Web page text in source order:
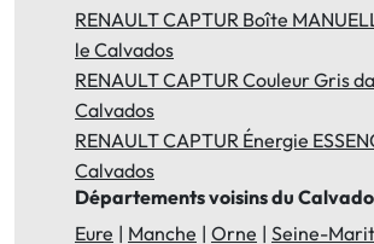
RENAULT CAPTUR Boîte
le Calvados
RENAULT CAPTUR Couleur Gris
Calvados
RENAULT CAPTUR Énergie
Calvados
Départements voisins du
Eure
Manche Orne Seine-